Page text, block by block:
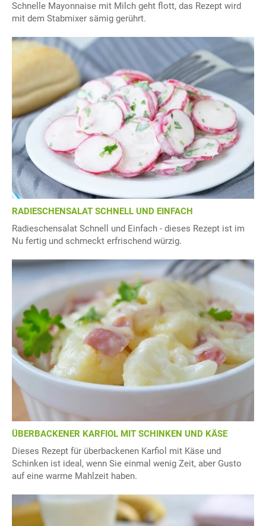
Schnelle Mayonnaise mit Milch geht flott, das Rezept wird
mit dem Stabmixer sämig gerührt.
RADIESCHENSALAT SCHNELL UND EINFACH
Radieschensalat Schnell und Einfach - dieses Rezept ist im
Nu fertig und schmeckt erfrischend würzig.
ÜBERBACKENER KARFIOL MIT SCHINKEN UND KÄSE
Dieses Rezept für überbackenen Karfiol mit Käse und
Schinken ist ideal, wenn Sie einmal wenig Zeit, aber Gusto
auf eine warme Mahlzeit haben.